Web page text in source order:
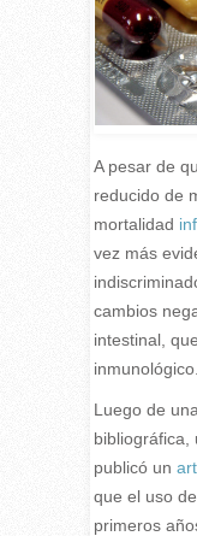
A pesar de
reducido de
mortalidad
vez más
cambios
intestinal,
inmunológico.
Luego de
bibliográfica,
publicó un
que el uso
primeros